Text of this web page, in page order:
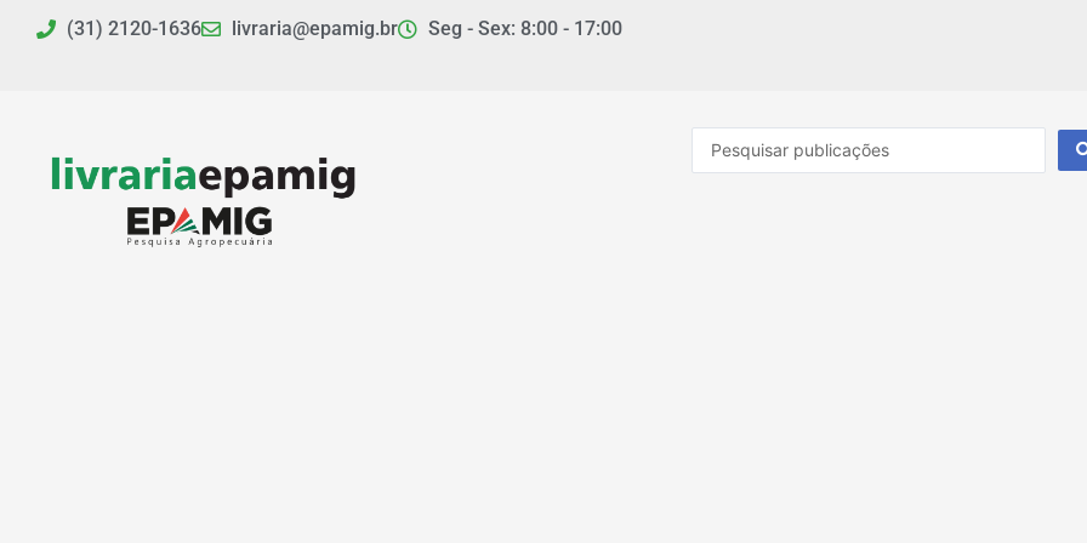
(31) 2120-1636 livraria@epamig.br Seg - Sex: 8:00 - 17:00
Pesquisar
...